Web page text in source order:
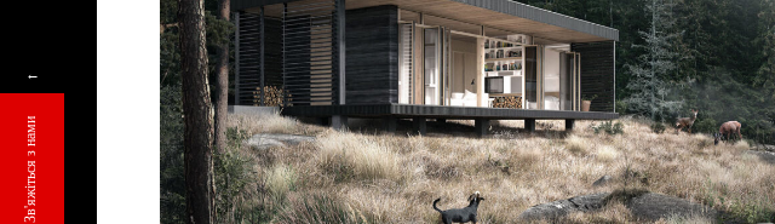
БУДІВНИЦТВО БУДИНКІВ
З
АББ”ТВІЙ ПРОЕКТ”
Замовити будівництво
←
Зв'яжіться з нами